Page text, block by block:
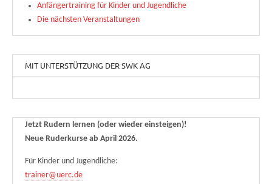
Anfängertraining für Kinder und Jugendliche
Die nächsten Veranstaltungen
MIT UNTERSTÜTZUNG DER SWK AG
Jetzt Rudern lernen (oder wieder einsteigen)!
Neue Ruderkurse ab April 2026.
Für Kinder und Jugendliche:
trainer@uerc.de